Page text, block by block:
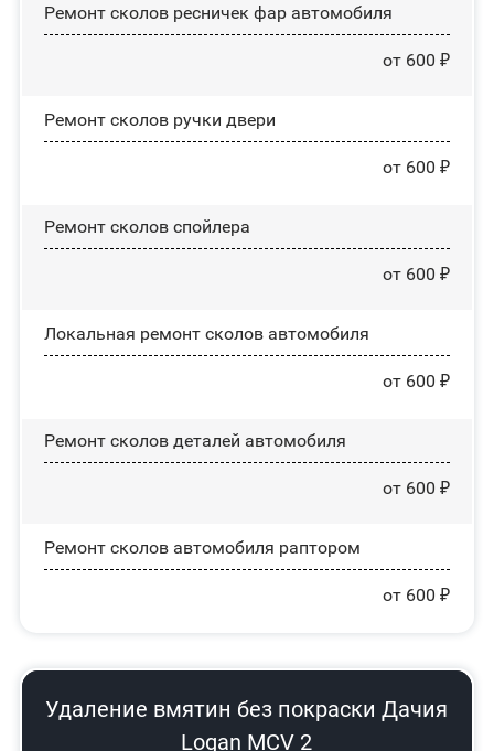
Ремонт сколов ресничек фар автомобиля
от 600 ₽
Ремонт сколов ручки двери
от 600 ₽
Ремонт сколов спойлера
от 600 ₽
Локальная ремонт сколов автомобиля
от 600 ₽
Ремонт сколов деталей автомобиля
от 600 ₽
Ремонт сколов автомобиля раптором
от 600 ₽
Удаление вмятин без покраски Дачия
Logan MCV 2